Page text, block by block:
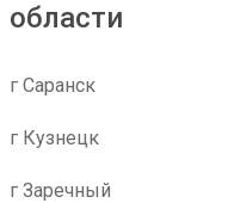
области
г Саранск
г Кузнецк
г Заречный